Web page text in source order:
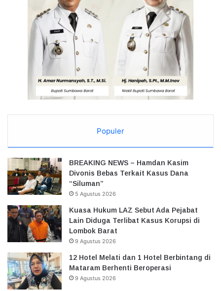
Populer
BREAKING NEWS – Hamdan Kasim
Divonis Bebas Terkait Kasus Dana
“Siluman”
5 Agustus 2026
Kuasa Hukum LAZ Sebut Ada Pejabat
Lain Diduga Terlibat Kasus Korupsi di
Lombok Barat
9 Agustus 2026
12 Hotel Melati dan 1 Hotel Berbintang di
Mataram Berhenti Beroperasi
9 Agustus 2026